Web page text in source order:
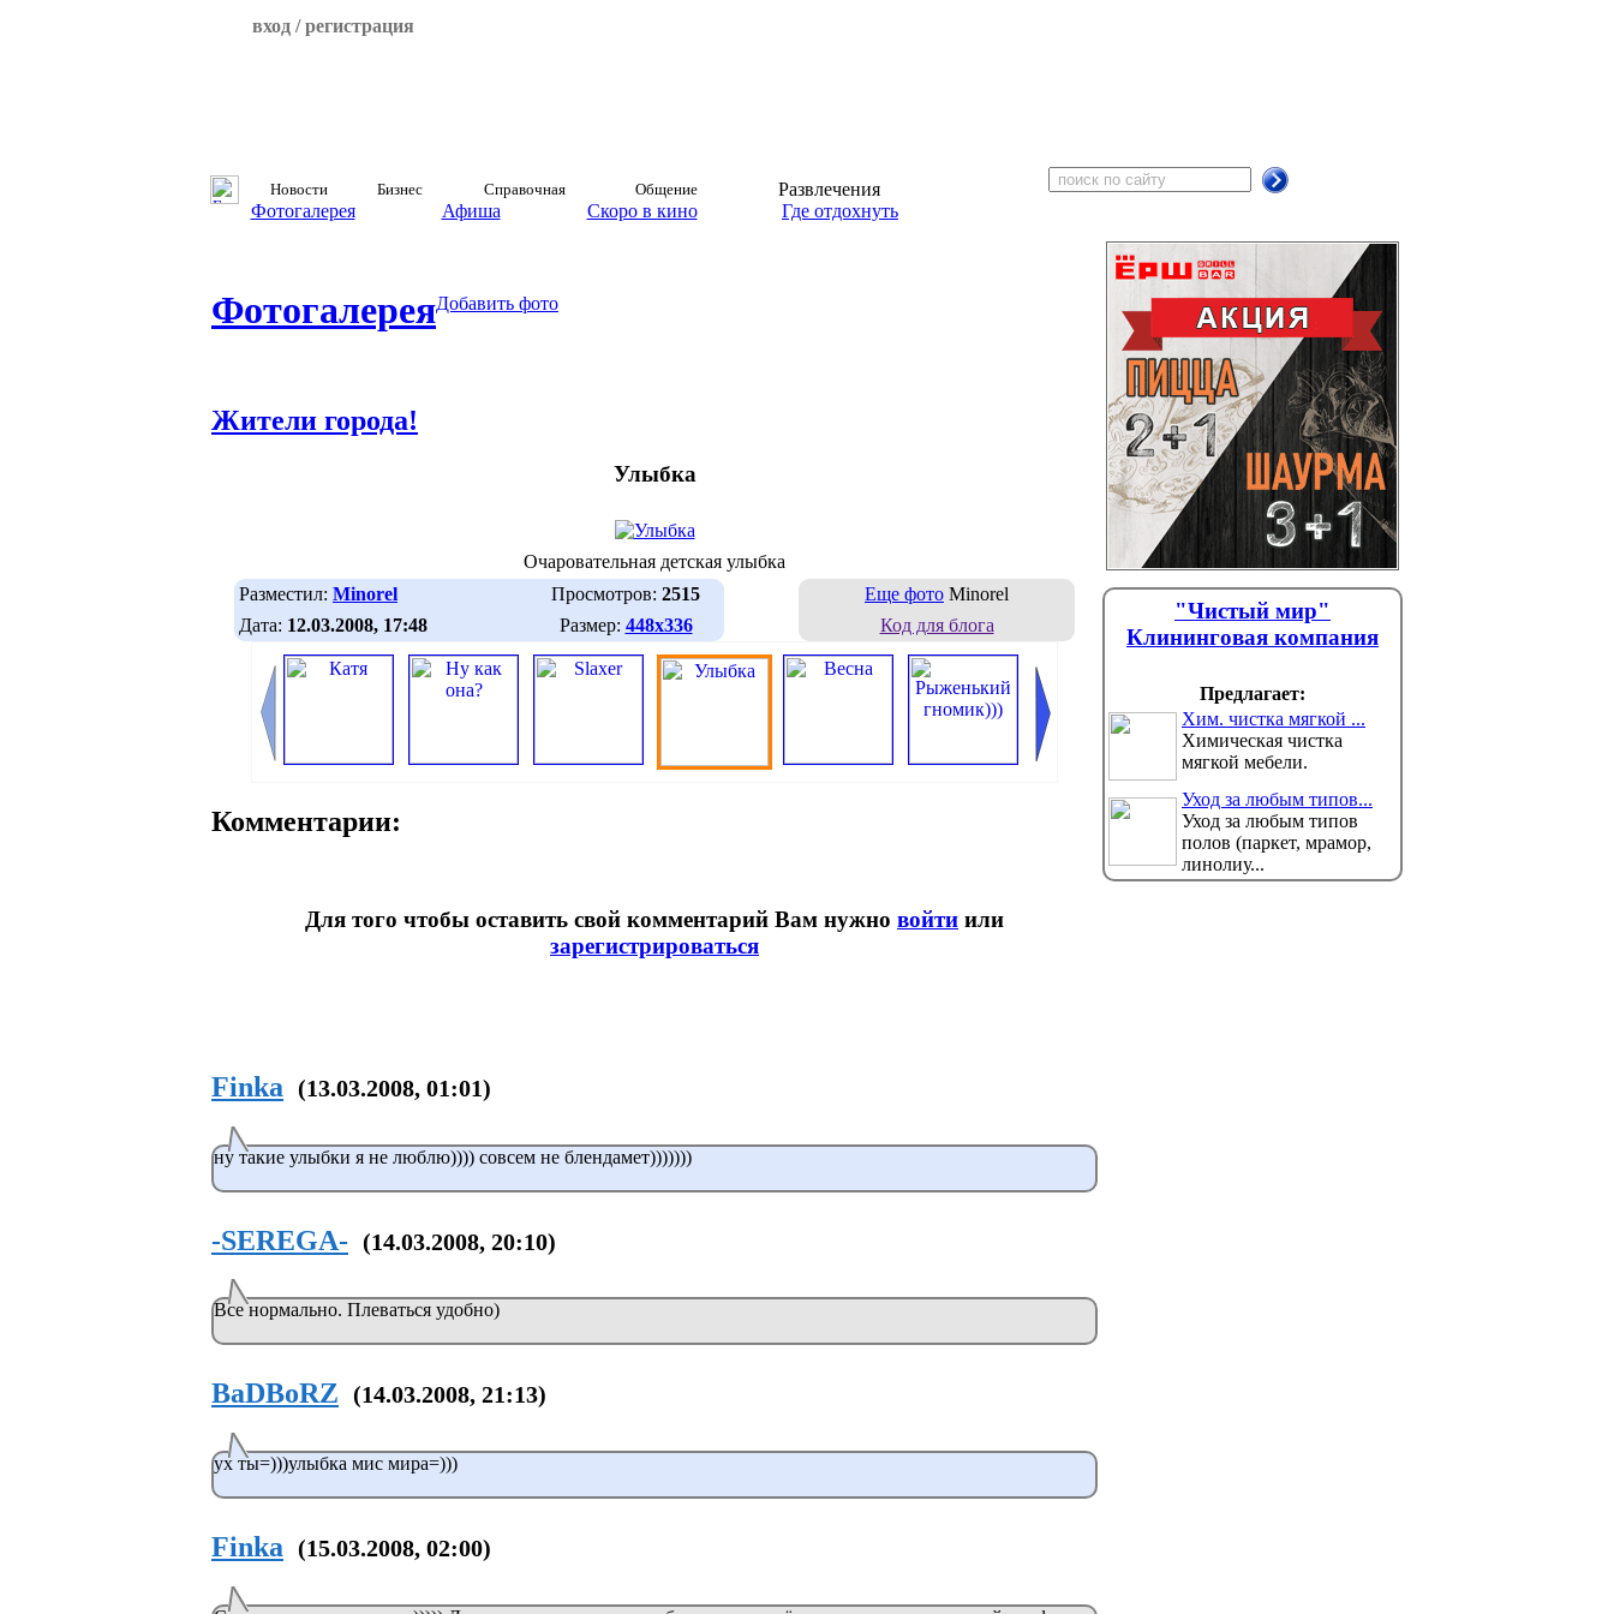
вход / регистрация
Новости Бизнес Справочная Общение
Развлечения
Фотогалерея
Афиша Скоро в кино Где отдохнуть
ФотогалереяДобавить фото
Жители города!
Улыбка
Очаровательная детская улыбка
Разместил: Minorel Просмотров: 2515
Дата: 12.03.2008, 17:48 Размер: 448х336
Еще фото Minorel
Код для блога
Комментарии:
Для того чтобы оставить свой комментарий Вам нужно войти или
зарегистрироваться
Finka (13.03.2008, 01:01)
ну такие улыбки я не люблю)))) совсем не блендамет)))))))
-SEREGA- (14.03.2008, 20:10)
Все нормально. Плеваться удобно)
BaDBoRZ (14.03.2008, 21:13)
ух ты=)))улыбка мис мира=)))
Finka (15.03.2008, 02:00)
"Чистый мир"
Клининговая компания
Предлагает:
Хим. чистка мягкой ...
Химическая чистка
мягкой мебели.
Уход за любым типов...
Уход за любым типов
полов (паркет, мрамор,
линолиу...